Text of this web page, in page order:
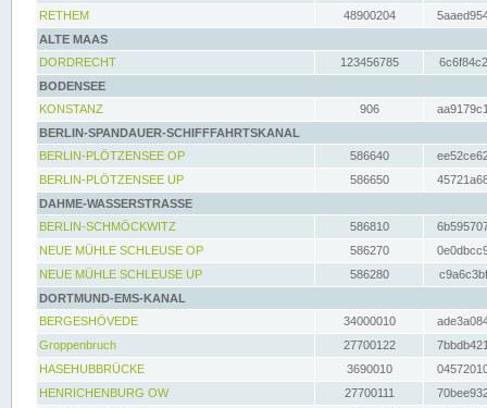
RETHEM
48900204
ALTE MAAS
DORDRECHT
123456785
BODENSEE
KONSTANZ
906
BERLIN-SPANDAUER-SCHIFFFAHRTSKANAL
BERLIN-PLÖTZENSEE OP
586640
BERLIN-PLÖTZENSEE UP
586650
DAHME-WASSERSTRASSE
BERLIN-SCHMÖCKWITZ
586810
NEUE MÜHLE SCHLEUSE OP
586270
NEUE MÜHLE SCHLEUSE UP
586280
DORTMUND-EMS-KANAL
BERGESHÖVEDE
34000010
Groppenbruch
27700122
HASEHUBBRÜCKE
3690010
HENRICHENBURG OW
27700111